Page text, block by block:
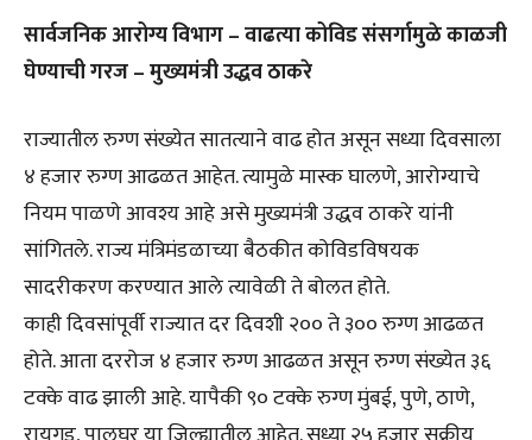
सार्वजनिक आरोग्य विभाग – वाढत्या कोविड संसर्गामुळे काळजी
घेण्याची गरज – मुख्यमंत्री उद्धव ठाकरे
राज्यातील रुग्ण संख्येत सातत्याने वाढ होत असून सध्या दिवसाला
४ हजार रुग्ण आढळत आहेत. त्यामुळे मास्क घालणे, आरोग्याचे
नियम पाळणे आवश्य आहे असे मुख्यमंत्री उद्धव ठाकरे यांनी
सांगितले. राज्य मंत्रिमंडळाच्या बैठकीत कोविडविषयक
सादरीकरण करण्यात आले त्यावेळी ते बोलत होते.
काही दिवसांपूर्वी राज्यात दर दिवशी २०० ते ३०० रुग्ण आढळत
होते. आता दररोज ४ हजार रुग्ण आढळत असून रुग्ण संख्येत ३६
टक्के वाढ झाली आहे. यापैकी ९० टक्के रुग्ण मुंबई, पुणे, ठाणे,